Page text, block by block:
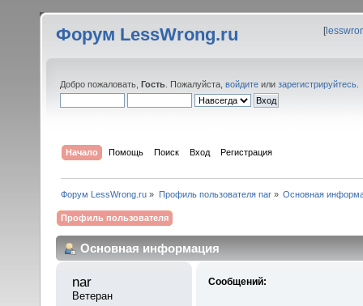
Форум LessWrong.ru [
Добро пожаловать, Гость . Пожалуйста, войдите или зарегистрируйтесь
Начало Помощь Поиск Вход Регистрация
Форум LessWrong.ru » Профиль пользователя nar» Основная
Профиль пользователя
Основная информация
nar
Ветеран
Сообщений: